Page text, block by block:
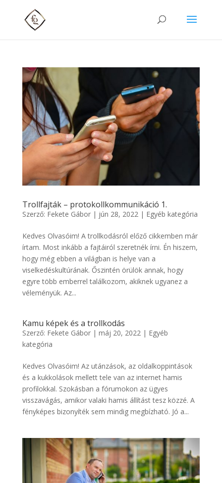
Trollfajták – protokollkommunikáció 1.
Szerző: Fekete Gábor| jún 28, 2022| Egyéb kategória
Kedves Olvasóim! A trollkodásról előző cikkemben már
írtam. Most inkább a fajtáiról szeretnék írni. Én hiszem,
hogy még ebben a világban is helye van a
viselkedéskultúrának. Őszintén örülök annak, hogy
egyre több emberrel találkozom, akiknek ugyanez a
véleményük. Az...
Kamu képek és a trollkodás
Szerző: Fekete Gábor| máj 20, 2022| Egyéb
kategória
Kedves Olvasóim! Az utánzások, az oldalkoppintások
és a kukkolások mellett tele van az internet hamis
profilokkal. Szokásban a fórumokon az ügyes
visszavágás, amikor valaki hamis állítást tesz közzé. A
fényképes bizonyíték sem mindig megbízható. Jó a...